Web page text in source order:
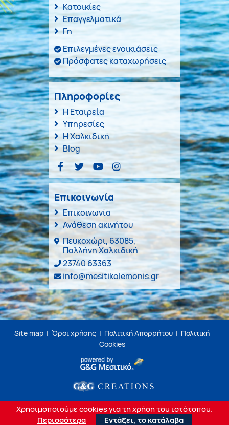
Κατοικίες
Επαγγελματικά
Γη
Επιλεγμένες ενοικιάσεις
Πρόσφατες καταχωρήσεις
Πληροφορίες
Η Εταιρεία
Υπηρεσίες
Η Χαλκιδική
Blog
Επικοινωνία
Επικοινωνία
Ανάθεση ακινήτου
Πευκοχώρι, 63085,
Παλλήνη Χαλκιδική
23740 63363
info@mesitikolemonis.gr
Site map | Όροι χρήσης | Πολιτική Απορρήτου | Πολιτική
Cookies
Χρησιμοποιούμε cookies για τη χρήση του ιστότοπου.
Περισσότερα
Εντάξει, το κατάλαβα